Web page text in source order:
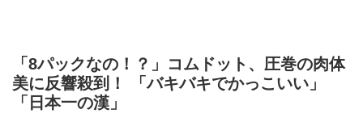
「8パックなの！？」コムドット、圧巻の肉体
美に反響殺到！ 「バキバキでかっこいい」
「日本一の漢」